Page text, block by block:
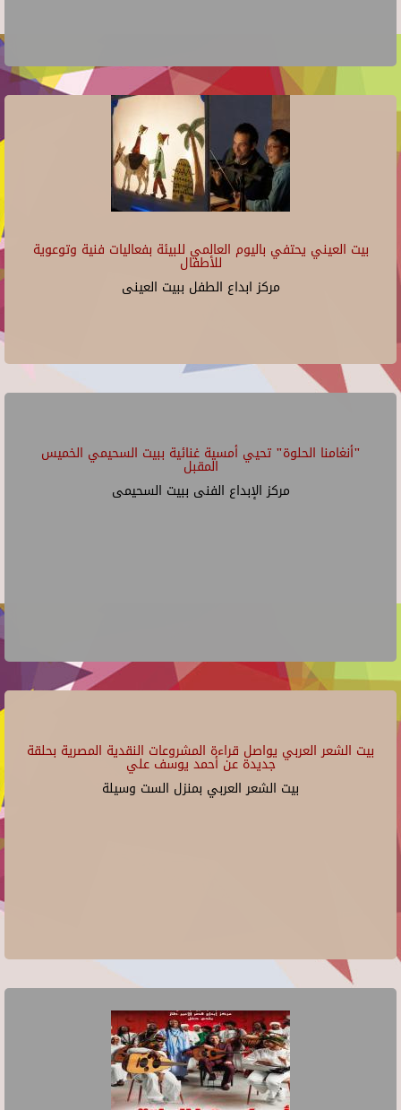
بيت العيني يحتفي باليوم العالمي للبيئة بفعاليات فنية وتوعوية
للأطفال
مركز ابداع الطفل ببيت العينى
"أنغامنا الحلوة" تحيي أمسية غنائية ببيت السحيمي الخميس
المقبل
مركز الإبداع الفنى ببيت السحيمى
بيت الشعر العربي يواصل قراءة المشروعات النقدية المصرية بحلقة
جديدة عن أحمد يوسف علي
بيت الشعر العربي بمنزل الست وسيلة